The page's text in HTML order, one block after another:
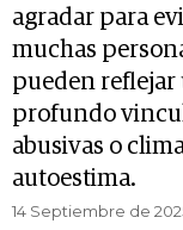
agradar para
muchas
pueden reflejar
profundo
abusivas o
autoestima.
14 Septiembre de